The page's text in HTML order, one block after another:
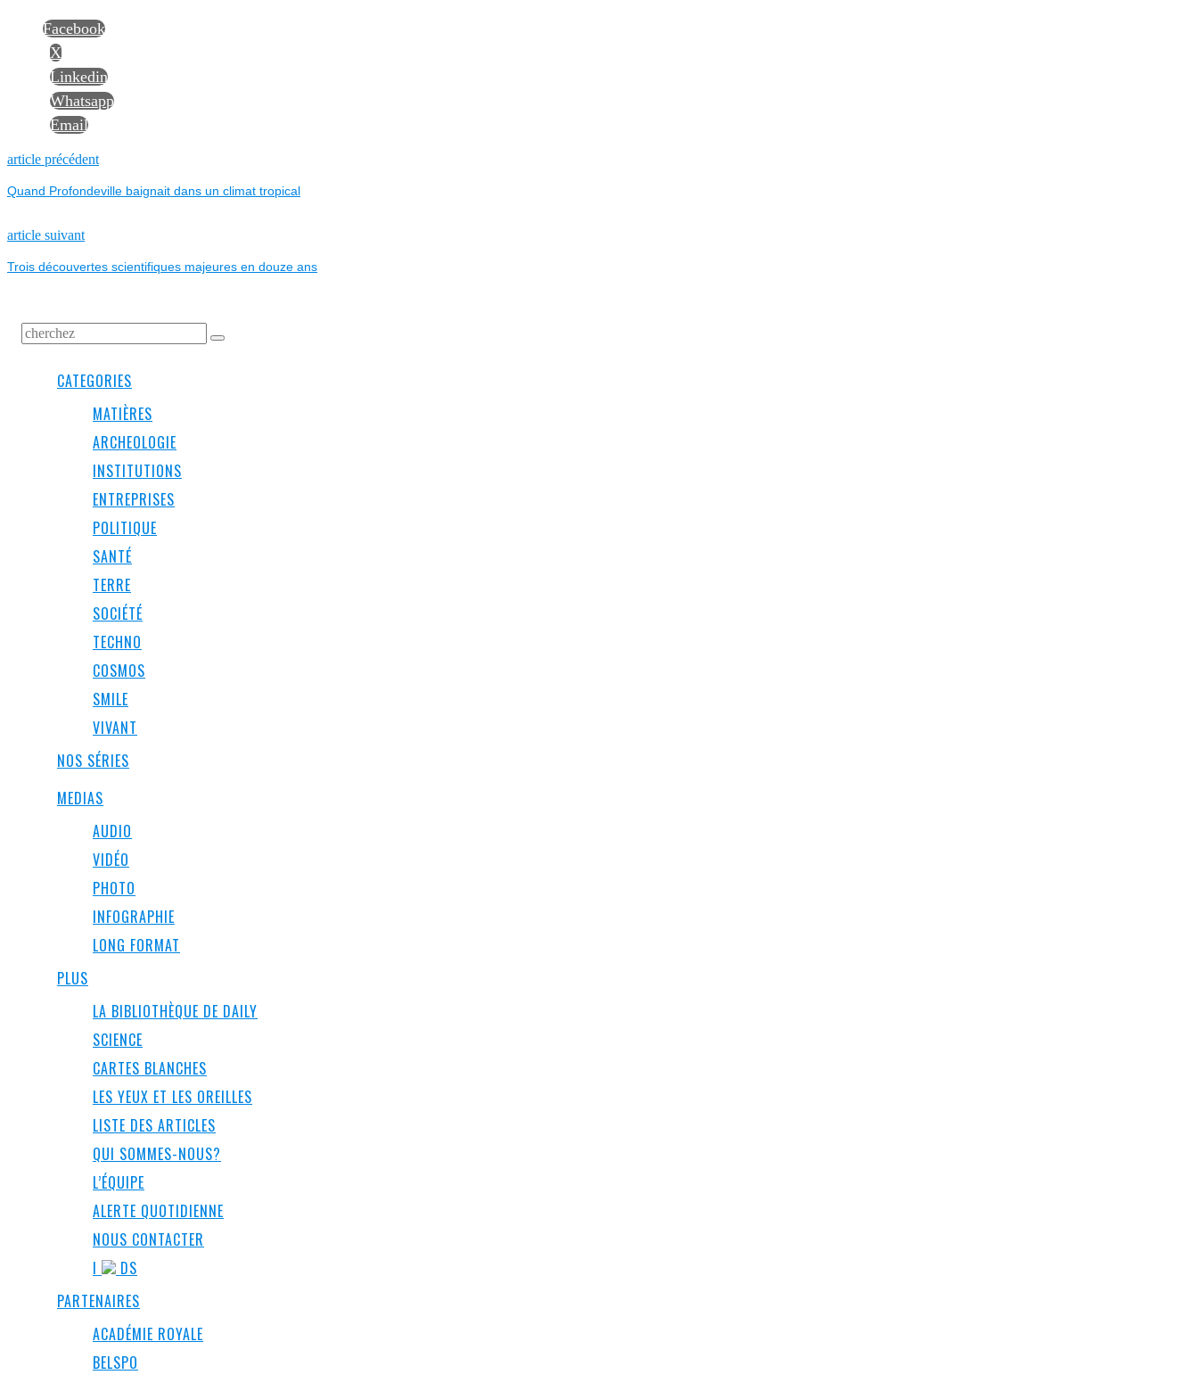
Facebook
X
Linkedin
Whatsapp
Email
NAVIGATION
DE
L’ARTICLE
article précédentPrevious
Quand Profondeville baignait dans un climat tropical
article suivantNext
Trois découvertes scientifiques majeures en douze ans
CATEGORIES
MATIÈRES
ARCHEOLOGIE
INSTITUTIONS
ENTREPRISES
POLITIQUE
SANTÉ
TERRE
SOCIÉTÉ
TECHNO
COSMOS
SMILE
VIVANT
NOS SÉRIES
MEDIAS
AUDIO
VIDÉO
PHOTO
INFOGRAPHIE
LONG FORMAT
PLUS
LA BIBLIOTHÈQUE DE DAILY
SCIENCE
CARTES BLANCHES
LES YEUX ET LES OREILLES
LISTE DES ARTICLES
QUI SOMMES-NOUS?
L’ÉQUIPE
ALERTE QUOTIDIENNE
NOUS CONTACTER
I
DS
PARTENAIRES
ACADÉMIE ROYALE
BELSPO